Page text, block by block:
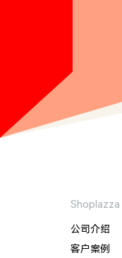
Shoplazza
公司介绍
客户案例